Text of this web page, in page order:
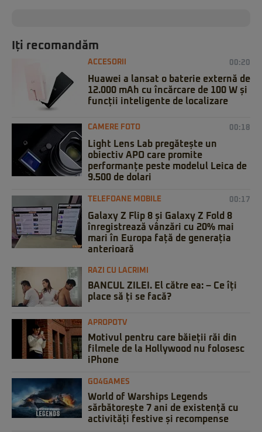
Iți recomandăm
ACCESORII 00:20
Huawei a lansat o baterie externă de
12.000 mAh cu încărcare de 100 W și
funcții inteligente de localizare
CAMERE FOTO 00:18
Light Lens Lab pregătește un
obiectiv APO care promite
performanțe peste modelul Leica de
9.500 de dolari
TELEFOANE MOBILE 00:17
Galaxy Z Flip 8 și Galaxy Z Fold 8
înregistrează vânzări cu 20% mai
mari în Europa față de generația
anterioară
RAZI CU LACRIMI
BANCUL ZILEI. El către ea: – Ce îți
place să ți se facă?
APROPOTV
Motivul pentru care băieții răi din
filmele de la Hollywood nu folosesc
iPhone
GO4GAMES
World of Warships Legends
sărbătorește 7 ani de existență cu
activități festive și recompense